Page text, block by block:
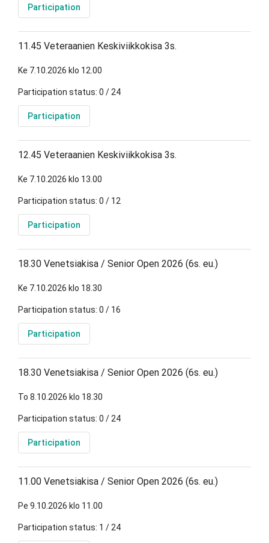
Participation
11.45 Veteraanien Keskiviikkokisa 3s.
Ke 7.10.2026 klo 12.00
Participation status: 0 / 24
Participation
12.45 Veteraanien Keskiviikkokisa 3s.
Ke 7.10.2026 klo 13.00
Participation status: 0 / 12
Participation
18.30 Venetsiakisa / Senior Open 2026 (6s. eu.)
Ke 7.10.2026 klo 18.30
Participation status: 0 / 16
Participation
18.30 Venetsiakisa / Senior Open 2026 (6s. eu.)
To 8.10.2026 klo 18.30
Participation status: 0 / 24
Participation
11.00 Venetsiakisa / Senior Open 2026 (6s. eu.)
Pe 9.10.2026 klo 11.00
Participation status: 1 / 24